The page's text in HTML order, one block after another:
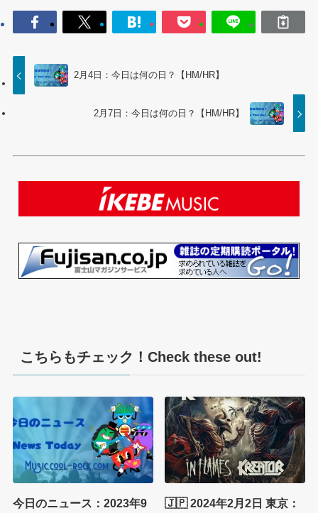
2月4日：今日は何の日？【HM/HR】
2月7日：今日は何の日？【HM/HR】
こちらもチェック！Check these out!
今日のニュース：2023年9
🇯🇵 2024年2月2日 東京：